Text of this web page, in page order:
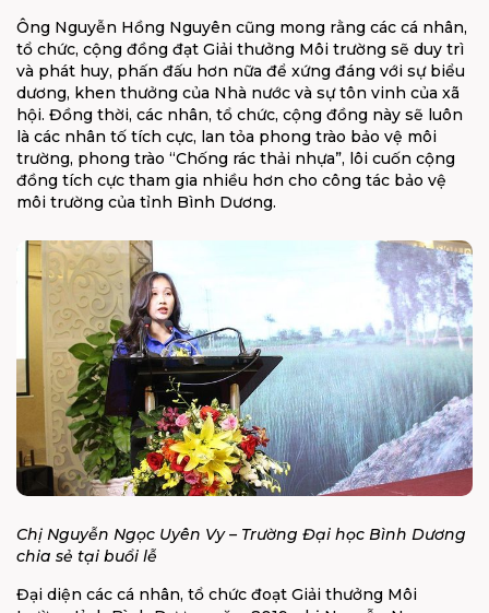
Ông Nguyễn Hồng Nguyên cũng mong rằng các cá nhân,
tổ chức, cộng đồng đạt Giải thưởng Môi trường sẽ duy trì
và phát huy, phấn đấu hơn nữa để xứng đáng với sự biểu
dương, khen thưởng của Nhà nước và sự tôn vinh của xã
hội. Đồng thời, các nhân, tổ chức, cộng đồng này sẽ luôn
là các nhân tố tích cực, lan tỏa phong trào bảo vệ môi
trường, phong trào “Chống rác thải nhựa”, lôi cuốn cộng
đồng tích cực tham gia nhiều hơn cho công tác bảo vệ
môi trường của tỉnh Bình Dương.
Chị Nguyễn Ngọc Uyên Vy – Trường Đại học Bình Dương
chia sẻ tại buổi lễ
Đại diện các cá nhân, tổ chức đoạt Giải thưởng Môi